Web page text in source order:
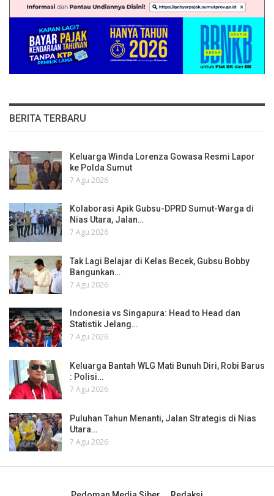
BERITA TERBARU
Keluarga Winda Lorenza Gowasa Resmi Lapor
ke Polda Sumut
7 Agu 2026
Kolaborasi Apik Gubsu-DPRD Sumut-Warga di
Nias Utara, Jalan…
7 Agu 2026
Tak Lagi Belajar di Kelas Becek, Gubsu Bobby
Bangunkan…
7 Agu 2026
Indonesia vs Singapura: Head to Head dan
Statistik Jelang…
7 Agu 2026
Keluarga Bantah WLG Mati Bunuh Diri, Robi Barus
: Polisi…
7 Agu 2026
Puluhan Tahun Menanti, Jalan Strategis di Nias
Utara…
7 Agu 2026